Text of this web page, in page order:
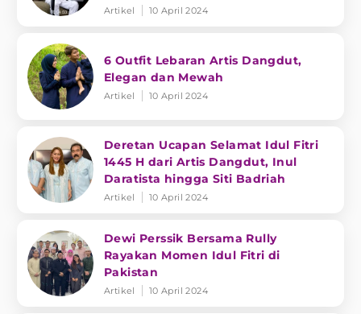
Artikel 10 April 2024
6 Outfit Lebaran Artis Dangdut,
Elegan dan Mewah
Artikel 10 April 2024
Deretan Ucapan Selamat Idul Fitri
1445 H dari Artis Dangdut, Inul
Daratista hingga Siti Badriah
Artikel 10 April 2024
Dewi Perssik Bersama Rully
Rayakan Momen Idul Fitri di
Pakistan
Artikel 10 April 2024